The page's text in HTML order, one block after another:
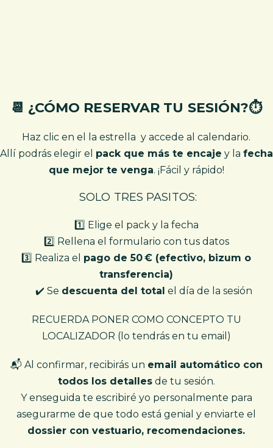
📆 ¿CÓMO RESERVAR TU SESIÓN?⏱️
Haz clic en el la estrella y accede al calendario.
Allí podrás elegir el pack que más te encaje y la fecha
que mejor te venga. ¡Fácil y rápido!
SOLO TRES PASITOS:
1️⃣ Elige el pack y la fecha
2️⃣ Rellena el formulario con tus datos
3️⃣ Realiza el pago de 50 € (efectivo, bizum o
transferencia)
✔️ Se descuenta del total el día de la sesión
RECUERDA PONER COMO CONCEPTO TU
LOCALIZADOR (lo tendrás en tu email)
📬 Al confirmar, recibirás un email automático con
todos los detalles de tu sesión.
Y enseguida te escribiré yo personalmente para
asegurarme de que todo está genial y enviarte el
dossier con vestuario, recomendaciones.